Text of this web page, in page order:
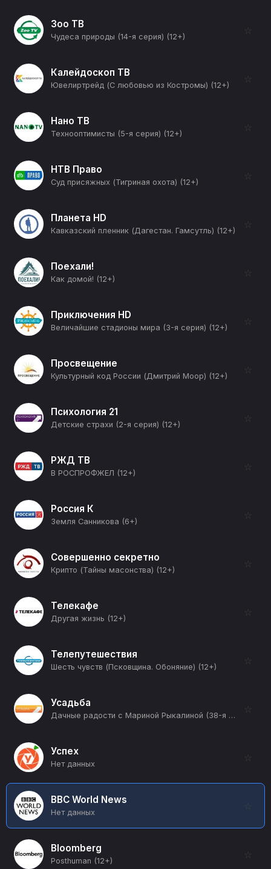
Зоо ТВ
Чудеса природы (14-я серия) (12+)
☆
Калейдоскоп ТВ
Ювелиртрейд (С любовью из Костромы) (12+)
☆
Нано ТВ
Технооптимисты (5-я серия) (12+)
☆
НТВ Право
Суд присяжных (Тигриная охота) (12+)
☆
Планета HD
Кавказский пленник (Дагестан. Гамсутль) (12+)
☆
Поехали!
Как домой! (12+)
☆
Приключения HD
Величайшие стадионы мира (3-я серия) (12+)
☆
Просвещение
Культурный код России (Дмитрий Моор) (12+)
☆
Психология 21
Детские страхи (2-я серия) (12+)
☆
РЖД ТВ
В РОСПРОФЖЕЛ (12+)
☆
Россия К
Земля Санникова (6+)
☆
Совершенно секретно
Крипто (Тайны масонства) (12+)
☆
Телекафе
Другая жизнь (12+)
☆
Телепутешествия
Шесть чувств (Псковщина. Обоняние) (12+)
☆
Усадьба
Дачные радости с Мариной Рыкалиной (38-я серия) (12+)
☆
Успех
Нет данных
☆
BBC World News
Нет данных
Bloomberg
Posthuman (12+)
☆